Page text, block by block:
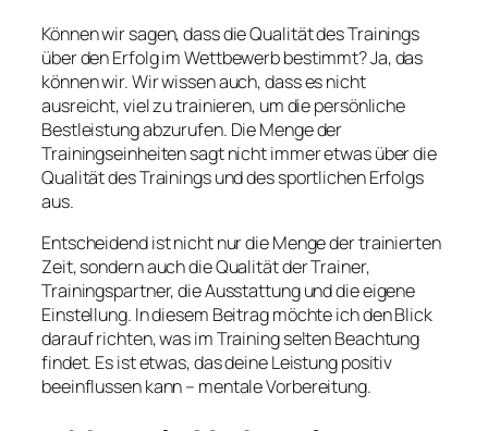
Können wir sagen, dass die Qualität des Trainings
über den Erfolg im Wettbewerb bestimmt? Ja, das
können wir. Wir wissen auch, dass es nicht
ausreicht, viel zu trainieren, um die persönliche
Bestleistung abzurufen. Die Menge der
Trainingseinheiten sagt nicht immer etwas über die
Qualität des Trainings und des sportlichen Erfolgs
aus.
Entscheidend ist nicht nur die Menge der trainierten
Zeit, sondern auch die Qualität der Trainer,
Trainingspartner, die Ausstattung und die eigene
Einstellung. In diesem Beitrag möchte ich den Blick
darauf richten, was im Training selten Beachtung
findet. Es ist etwas, das deine Leistung positiv
beeinflussen kann – mentale Vorbereitung.